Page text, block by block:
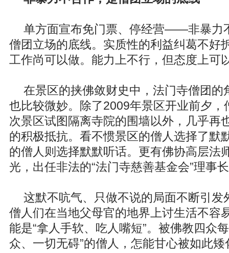
单方面宣布免门票、停经营——非暴力
僧团立场的底线。实质性的利益纠葛不好
工作尚可以做。能力上不行，但态度上可
在景区的挟佛敛财史中，法门寺僧团的
也比较微妙。除了2009年景区开业前夕，
次景区试图隔离寺院的围墙以外，几乎再
的积极抵抗。看不惯景区的僧人选择了默
的僧人则选择默默听话。更有佛协高层法
光，出任非法的“法门寺慈善基金会”理事
这默不吭气、只做不说的局面不断引发
僧人们在当地父母官的地界上讨生活不容
能是“拿人手软、吃人嘴短”。被佛教四众
众、一切无碍”的僧人，怎能甘心被如此